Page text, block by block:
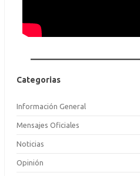
Categorias
Información General
Mensajes Oficiales
Noticias
Opinión